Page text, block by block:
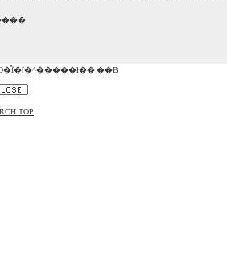
���̃T�C�g��DVD�̂݃f�[�^�����ł��܂��B
TOP